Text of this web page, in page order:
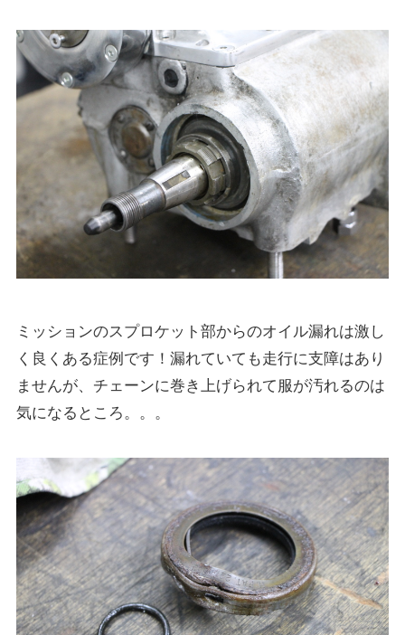
ミッションのスプロケット部からのオイル漏れは激し
く良くある症例です！漏れていても走行に支障はあり
ませんが、チェーンに巻き上げられて服が汚れるのは
気になるところ。。。